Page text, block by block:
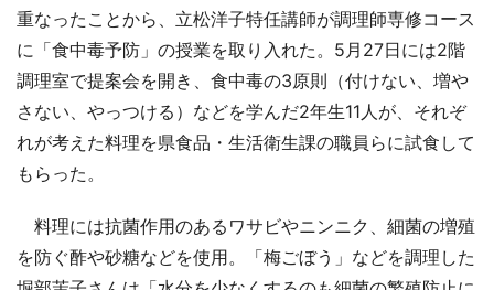
重なったことから、立松洋子特任講師が調理師専修コース
に「食中毒予防」の授業を取り入れた。5月27日には2階
調理室で提案会を開き、食中毒の3原則（付けない、増や
さない、やっつける）などを学んだ2年生11人が、それぞ
れが考えた料理を県食品・生活衛生課の職員らに試食して
もらった。
料理には抗菌作用のあるワサビやニンニク、細菌の増殖
を防ぐ酢や砂糖などを使用。「梅ごぼう」などを調理した